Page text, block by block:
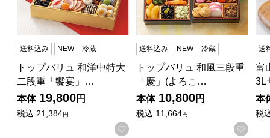
送料込み NEW 冷蔵
トップバリュ 和洋中特大
二段重「饗宴」…
本体 19,800円
税込 21,384円
お気に入りに登録する
送料込み NEW 冷蔵
トップバリュ 和風三段重
「慶」(よろこ…
本体 10,800円
税込 11,664円
お気
送
富
3L
本
税